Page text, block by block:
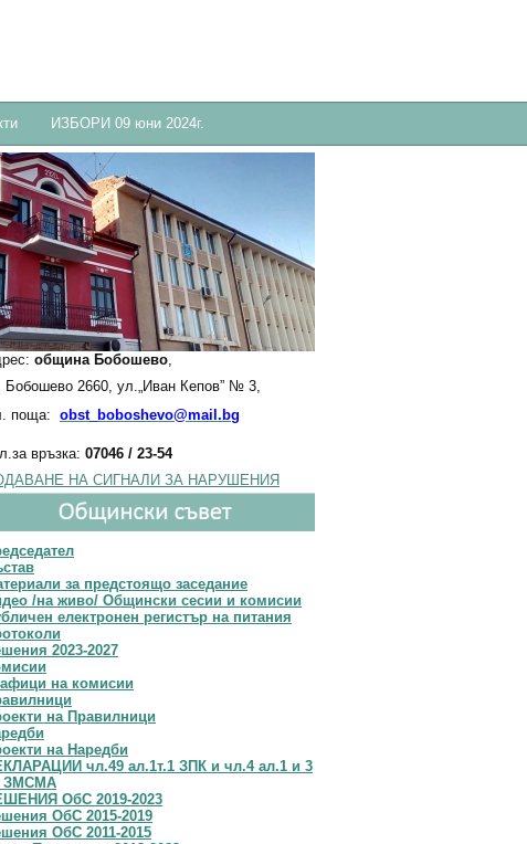
ИЗБОРИ 09 юни 2024г.
община Бобошево,
Бобошево 2660, ул.„Иван Кепов” № 3,
поща: obst_boboshevo@mail.bg
връзка: 07046 / 23-54
НА СИГНАЛИ ЗА НАРУШЕНИЯ
за предстоящо заседание
/на живо/ Общински сесии и комисии
електронен регистър на питания
2023-2027
на комисии
на Правилници
на Наредби
чл.49 ал.1т.1 ЗПК и чл.4 ал.1 и 3
ЗМСМА
ОбС 2019-2023
OбС 2015-2019
ОбС 2011-2015